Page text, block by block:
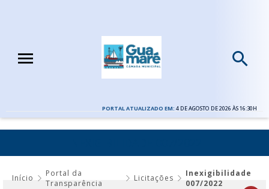
PORTAL ATUALIZADO EM: 4 DE AGOSTO DE 2026 ÀS 16:30H
Início
Portal da
Transparência
Licitações
Inexigibilidade
007/2022